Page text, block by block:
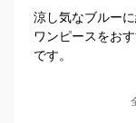
涼し気なブルー
ワンピースをお
です。